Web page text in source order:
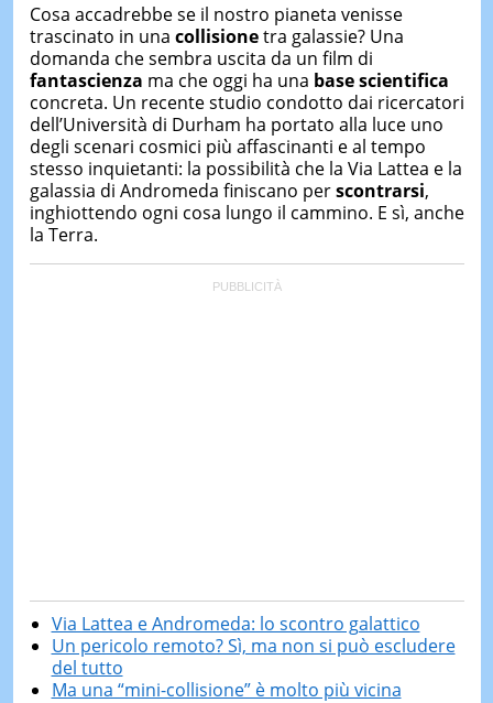
Marketing. Scrive articoli in ottica SEO e realizza
contenuti per social media, con focus su Costume &
Società, Moda e Bellezza.
Cosa accadrebbe se il nostro pianeta venisse
trascinato in una collisionetra galassie? Una
domanda che sembra uscita da un film di
fantascienza ma che oggi ha una base scientifica
concreta. Un recente studio condotto dai ricercatori
dell’Università di Durham ha portato alla luce uno
degli scenari cosmici più affascinanti e al tempo
stesso inquietanti: la possibilità che la Via Lattea e la
galassia di Andromeda finiscano perscontrarsi,
inghiottendo ogni cosa lungo il cammino. E sì, anche
la Terra.
Via Lattea e Andromeda: lo scontro galattico
Un pericolo remoto? Sì, ma non si può escludere
del tutto
Ma una “mini-collisione” è molto più vicina